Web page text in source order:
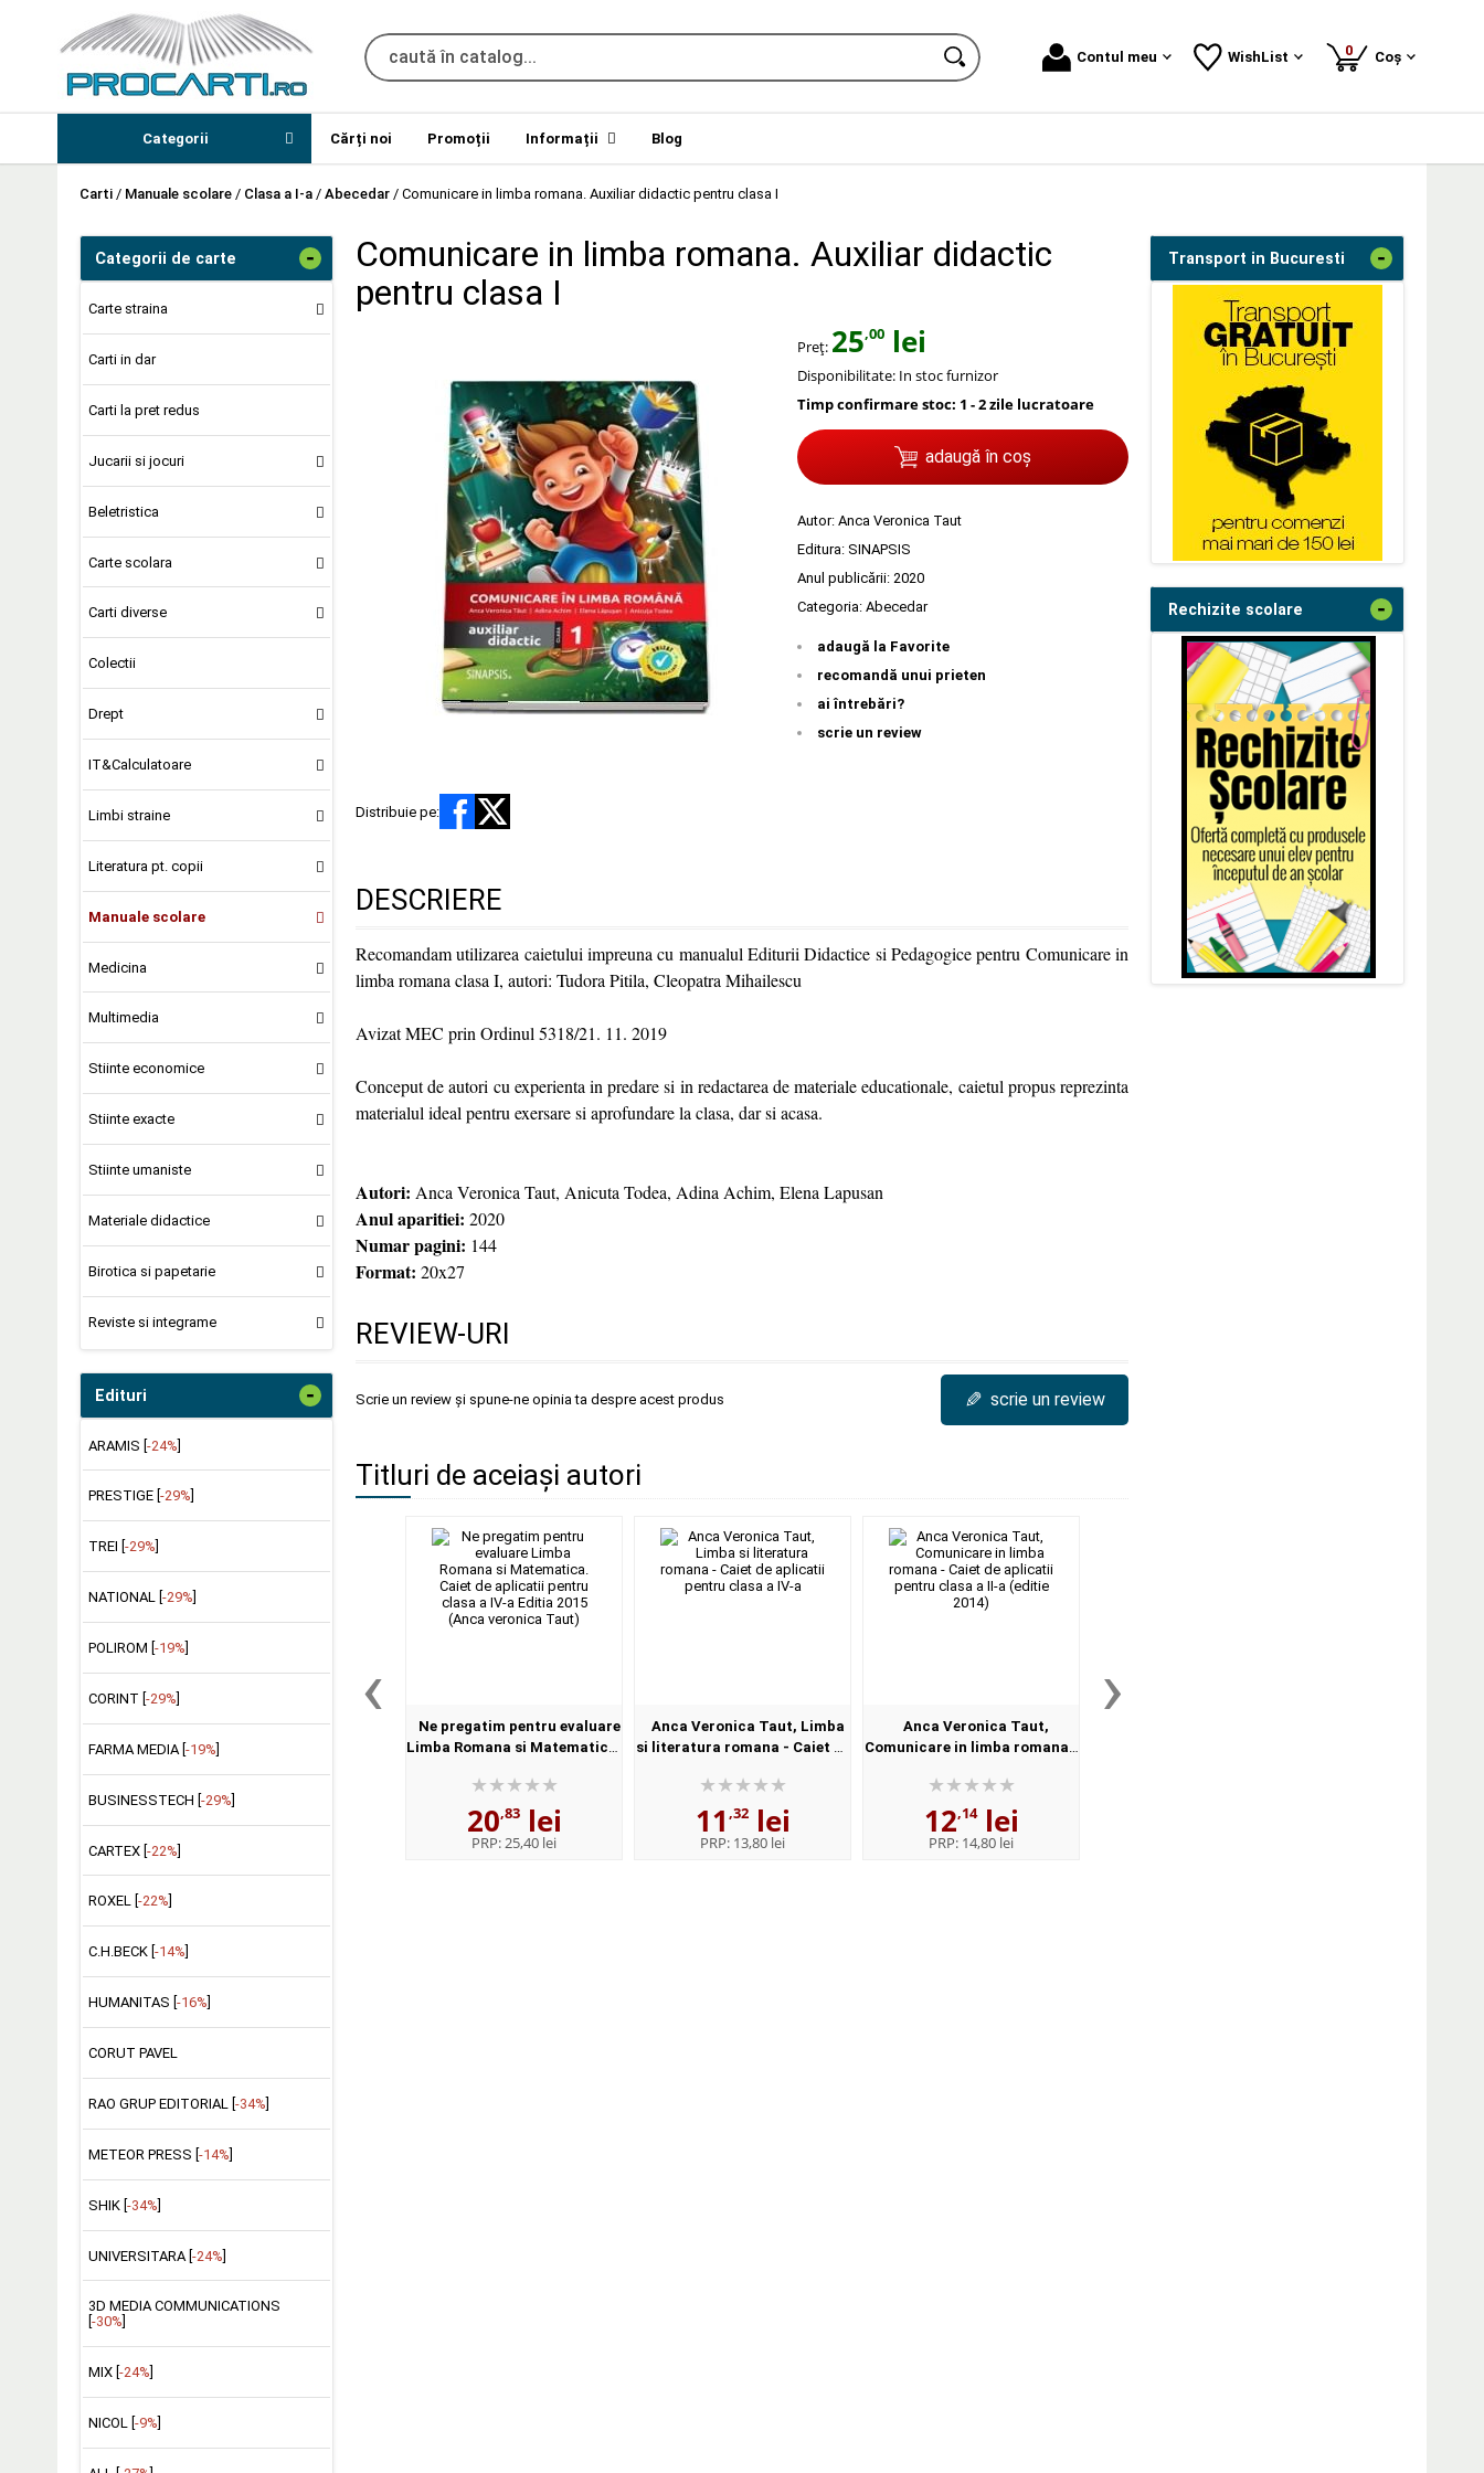
Contul meu WishList 0produse
Coș
Categorii Cărți noi Promoții Informații Blog
Carti / Manuale scolare / Clasa a I-a / Abecedar / Comunicare in limba romana. Auxiliar didactic pentru clasa I
Categorii de carte -
Carte straina
Carti in dar
Carti la pret redus
Jucarii si jocuri
Beletristica
Carte scolara
Carti diverse
Colectii
Drept
IT&Calculatoare
Limbi straine
Literatura pt. copii
Manuale scolare
Medicina
Multimedia
Stiinte economice
Stiinte exacte
Stiinte umaniste
Materiale didactice
Birotica si papetarie
Reviste si integrame
Edituri -
ARAMIS [-24%]
PRESTIGE [ -29%
TREI [ -29%
NATIONAL [ -29%
POLIROM [ -19%
CORINT [ -29%
FARMA MEDIA [ -19%
BUSINESSTECH [-29%]
CARTEX [-22%]
ROXEL [ -22%
C.H.BECK [ -14%
HUMANITAS [ -16%
CORUT PAVEL
RAO GRUP EDITORIAL [ -34%
METEOR PRESS [ -14%
SHIK [-34%]
UNIVERSITARA [-24%]
3D MEDIA COMMUNICATIONS
-30%
MIX [ -24%
NICOL [ -9%
Comunicare in limba romana. Auxiliar didactic
pentru clasa I
Preț: 25,00 lei
Disponibilitate: In stoc furnizor
Timp confirmare stoc: 1 - 2 zile lucratoare
adaugă în coș
Autor: Anca Veronica Taut
Editura: SINAPSIS
Anul publicării: 2020
Categoria: Abecedar
adaugă la Favorite
recomandă unui prieten
ai întrebări?
scrie un review
Distribuie pe:
DESCRIERE
Recomandam utilizarea caietului impreuna cu manualul Editurii Didactice si Pedagogice pentru Comunicare in
limba romana clasa I, autori: Tudora Pitila, Cleopatra Mihailescu
Avizat MEC prin Ordinul 5318/21. 11. 2019
Conceput de autori cu experienta in predare si in redactarea de materiale educationale, caietul propus reprezinta
materialul ideal pentru exersare si aprofundare la clasa, dar si acasa.
Autori: Anca Veronica Taut, Anicuta Todea, Adina Achim, Elena Lapusan
Anul aparitiei: 2020
Numar pagini: 144
Format: 20x27
REVIEW-URI
Scrie un review și spune-ne opinia ta despre acest produs ✎ scrie un review
Titluri de aceiași autori
‹
Ne pregatim pentru evaluare
Limba Romana si Matematica.
a IV-a Editia 2015 (Anca
veronic...
20,83lei
PRP:25,40 lei
Anca Veronica Taut, Limba
si literatura romana - Caiet de
11 ,32lei
PRP: 13,80 lei
Anca Veronica Taut,
Comunicare in limba romana -
a II-a (editie 2014)
12,14lei
PRP: 14,80 lei
›
Transport in Bucuresti -
Rechizite scolare -